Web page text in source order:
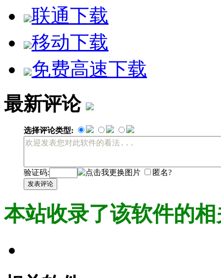
联通下载
移动下载
免费高速下载
最新评论
选择评论类型:
验证码: 匿名?
发表评论
本站收录了该软件的